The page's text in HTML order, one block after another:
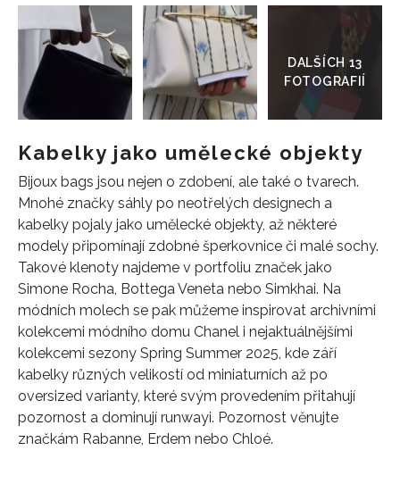
Přejít
galerie
Kabelky jako umělecké objekty
Bijoux bags jsou nejen o zdobení, ale také o tvarech.
Mnohé značky sáhly po neotřelých designech a
kabelky pojaly jako umělecké objekty, až některé
modely připomínají zdobné šperkovnice či malé sochy.
Takové klenoty najdeme v portfoliu značek jako
Simone Rocha, Bottega Veneta nebo Simkhai. Na
módních molech se pak můžeme inspirovat archivními
kolekcemi módního domu Chanel i nejaktuálnějšími
kolekcemi sezony Spring Summer 2025, kde září
kabelky různých velikostí od miniaturních až po
oversized varianty, které svým provedením přitahují
pozornost a dominují runwayi. Pozornost věnujte
značkám Rabanne, Erdem nebo Chloé.